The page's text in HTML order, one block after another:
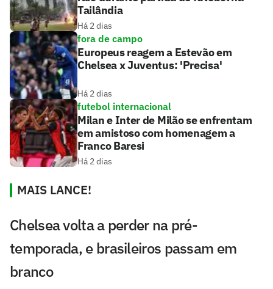
Tailândia
Há 2 dias
fora de campo
Europeus reagem a Estevão em
Chelsea x Juventus: 'Precisa'
Há 2 dias
futebol internacional
Milan e Inter de Milão se enfrentam
em amistoso com homenagem a
Franco Baresi
Há 2 dias
MAIS LANCE!
Chelsea volta a perder na pré-
temporada, e brasileiros passam em
branco